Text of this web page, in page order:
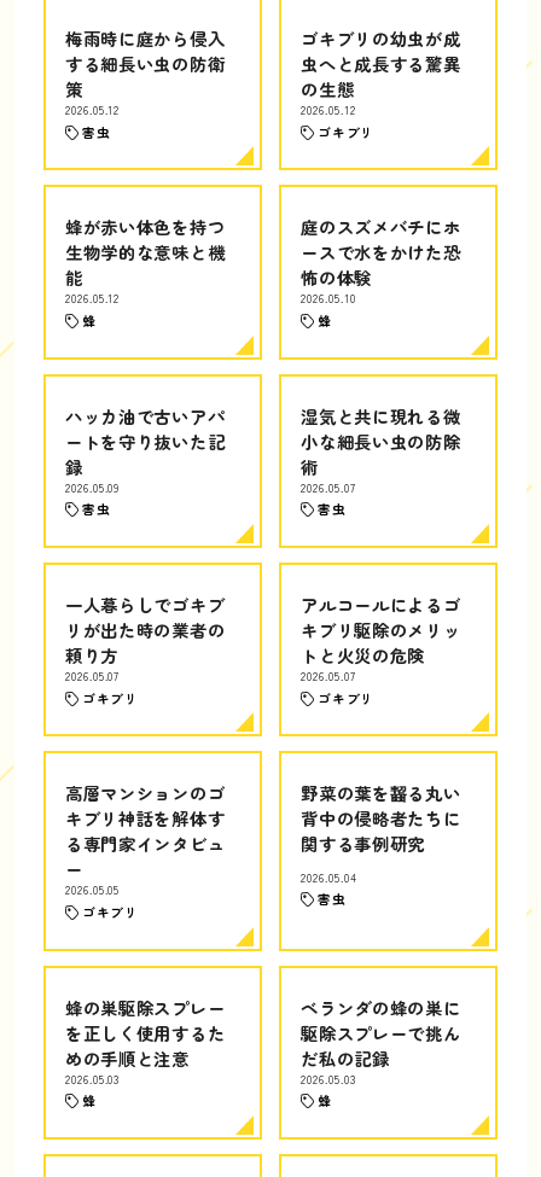
梅雨時に庭から侵入
する細長い虫の防衛
策
2026.05.12
害虫
ゴキブリの幼虫が成
虫へと成長する驚異
の生態
2026.05.12
ゴキブリ
蜂が赤い体色を持つ
生物学的な意味と機
能
2026.05.12
蜂
庭のスズメバチにホ
ースで水をかけた恐
怖の体験
2026.05.10
蜂
ハッカ油で古いアパ
ートを守り抜いた記
録
2026.05.09
害虫
湿気と共に現れる微
小な細長い虫の防除
術
2026.05.07
害虫
一人暮らしでゴキブ
リが出た時の業者の
頼り方
2026.05.07
ゴキブリ
アルコールによるゴ
キブリ駆除のメリッ
トと火災の危険
2026.05.07
ゴキブリ
高層マンションのゴ
キブリ神話を解体す
る専門家インタビュ
ー
2026.05.05
ゴキブリ
野菜の葉を齧る丸い
背中の侵略者たちに
関する事例研究
2026.05.04
害虫
蜂の巣駆除スプレー
を正しく使用するた
めの手順と注意
2026.05.03
蜂
ベランダの蜂の巣に
駆除スプレーで挑ん
だ私の記録
2026.05.03
蜂